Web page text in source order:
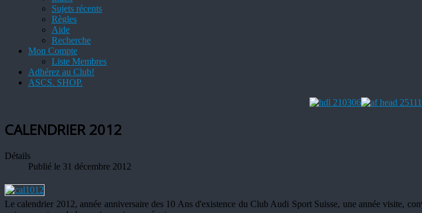
Sujets récents
Règles
Aide
Recherche
Mon Compte
Liste Membres
Adhérez au Club!
ASCS. SHOP.
CALENDRIER 2012
Détails
Publié le 31 décembre 2012
Le calendrier 2012, année anniversaire des 10 Ans d'existence du Club Audi Sport Suisse, une année visite,